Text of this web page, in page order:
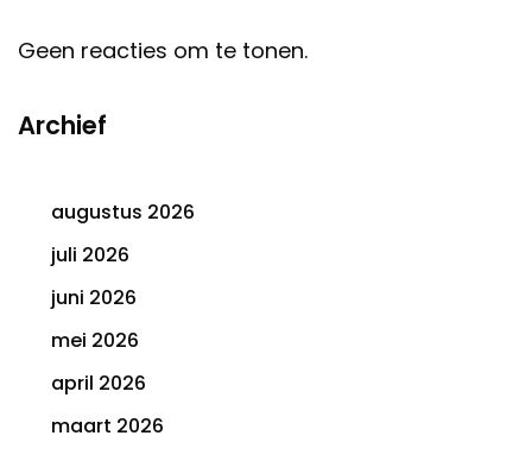
Geen reacties om te tonen.
Archief
augustus 2026
juli 2026
juni 2026
mei 2026
april 2026
maart 2026